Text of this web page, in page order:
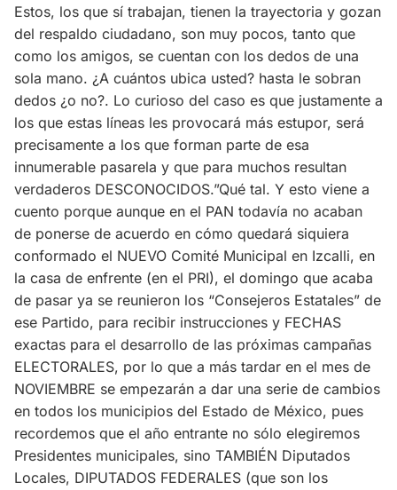
Estos, los que sí trabajan, tienen la trayectoria y gozan
del respaldo ciudadano, son muy pocos, tanto que
como los amigos, se cuentan con los dedos de una
sola mano. ¿A cuántos ubica usted? hasta le sobran
dedos ¿o no?. Lo curioso del caso es que justamente a
los que estas líneas les provocará más estupor, será
precisamente a los que forman parte de esa
innumerable pasarela y que para muchos resultan
verdaderos DESCONOCIDOS.”Qué tal. Y esto viene a
cuento porque aunque en el PAN todavía no acaban
de ponerse de acuerdo en cómo quedará siquiera
conformado el NUEVO Comité Municipal en Izcalli, en
la casa de enfrente (en el PRI), el domingo que acaba
de pasar ya se reunieron los “Consejeros Estatales” de
ese Partido, para recibir instrucciones y FECHAS
exactas para el desarrollo de las próximas campañas
ELECTORALES, por lo que a más tardar en el mes de
NOVIEMBRE se empezarán a dar una serie de cambios
en todos los municipios del Estado de México, pues
recordemos que el año entrante no sólo elegiremos
Presidentes municipales, sino TAMBIÉN Diputados
Locales, DIPUTADOS FEDERALES (que son los